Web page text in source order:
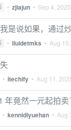
• zjiajun • Sep 4, 2025
是说如果，通过
• liuidetmks • Aug
• itechify • Aug 11,
年竟然一元起拍
• kennidiyuehan • Aug